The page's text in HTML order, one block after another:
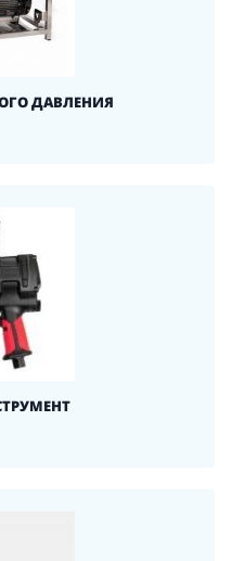
ДАВЛЕНИЯ